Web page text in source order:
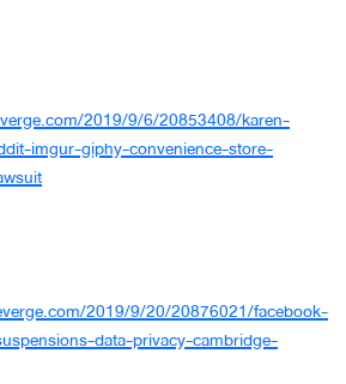
2019/9/6/20853408/karen-
imgur-giphy-convenience-store-
2019/9/20/20876021/facebook-
data-privacy-cambridge-